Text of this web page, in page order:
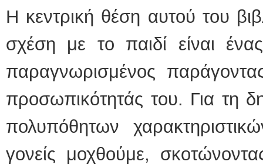
Η κεντρική θέση αυτού του
σχέση με το παιδί είναι ένας
παραγνωρισμένος
προσωπικότητάς του. Για τη
πολυπόθητων
γονείς μοχθούμε,